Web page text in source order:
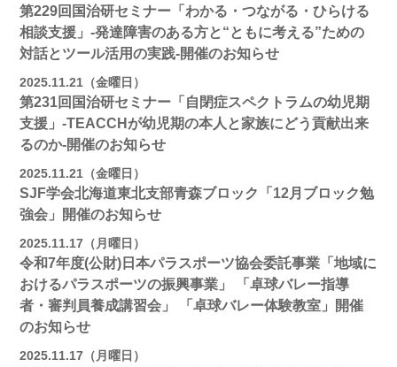
第229回国治研セミナー「わかる・つながる・ひらける
相談支援」-発達障害のある方と“ともに考える”ための
対話とツール活用の実践-開催のお知らせ
2025.11.21（金曜日）
第231回国治研セミナー「自閉症スペクトラムの幼児期
支援」-TEACCHが幼児期の本人と家族にどう貢献出来
るのか-開催のお知らせ
2025.11.21（金曜日）
SJF学会北海道東北支部青森ブロック「12月ブロック勉
強会」開催のお知らせ
2025.11.17（月曜日）
令和7年度(公財)日本パラスポーツ協会委託事業「地域に
おけるパラスポーツの振興事業」 「卓球バレー指導
者・審判員養成講習会」 「卓球バレー体験教室」開催
のお知らせ
2025.11.17（月曜日）